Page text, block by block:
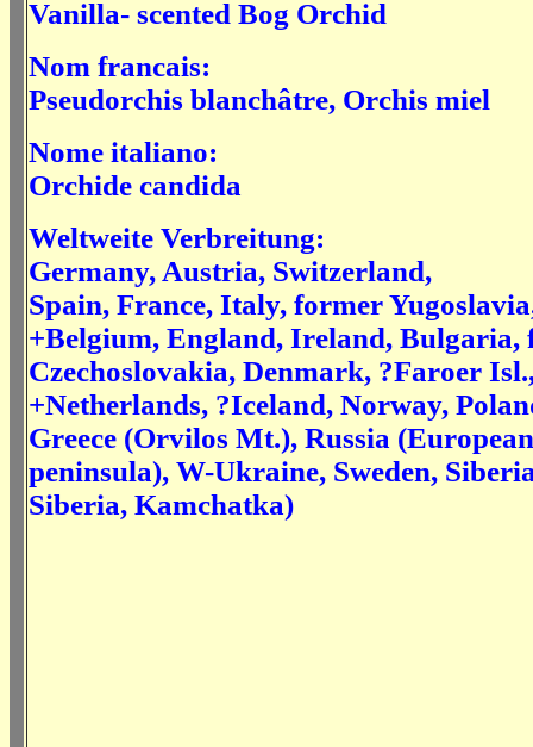
Vanilla- scented Bog Orchid
Nom francais:
Pseudorchis blanchâtre, Orchis miel
Nome italiano:
Orchide candida
Weltweite Verbreitung:
Germany, Austria, Switzerland,
Spain, France, Italy, former
+Belgium, England, Ireland, Bulgaria,
Czechoslovakia, Denmark, ?Faroer
+Netherlands, ?Iceland, Norway,
Greece (Orvilos Mt.), Russia
peninsula), W-Ukraine, Sweden,
Siberia, Kamchatka)